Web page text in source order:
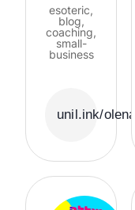
esoteric,
blog,
coaching,
small-
business
unil.ink/